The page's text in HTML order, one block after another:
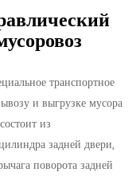
транспортное
и выгрузке мусора
из
задней двери,
поворота задней